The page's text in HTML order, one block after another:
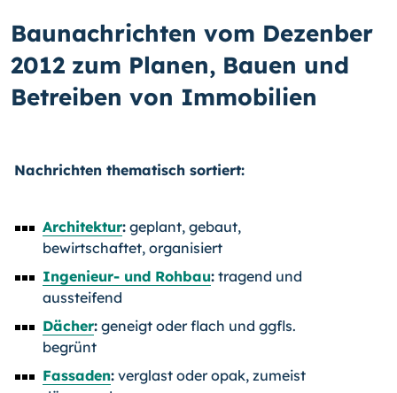
Baunachrichten vom Dezenber
2012 zum Planen, Bauen und
Betreiben von Immobilien
Nachrichten thematisch sortiert:
Architektur: geplant, gebaut,
bewirtschaftet, organisiert
Ingenieur- und Rohbau: tragend und
aussteifend
Dächer: geneigt oder flach und ggfls.
begrünt
Fassaden: verglast oder opak, zumeist